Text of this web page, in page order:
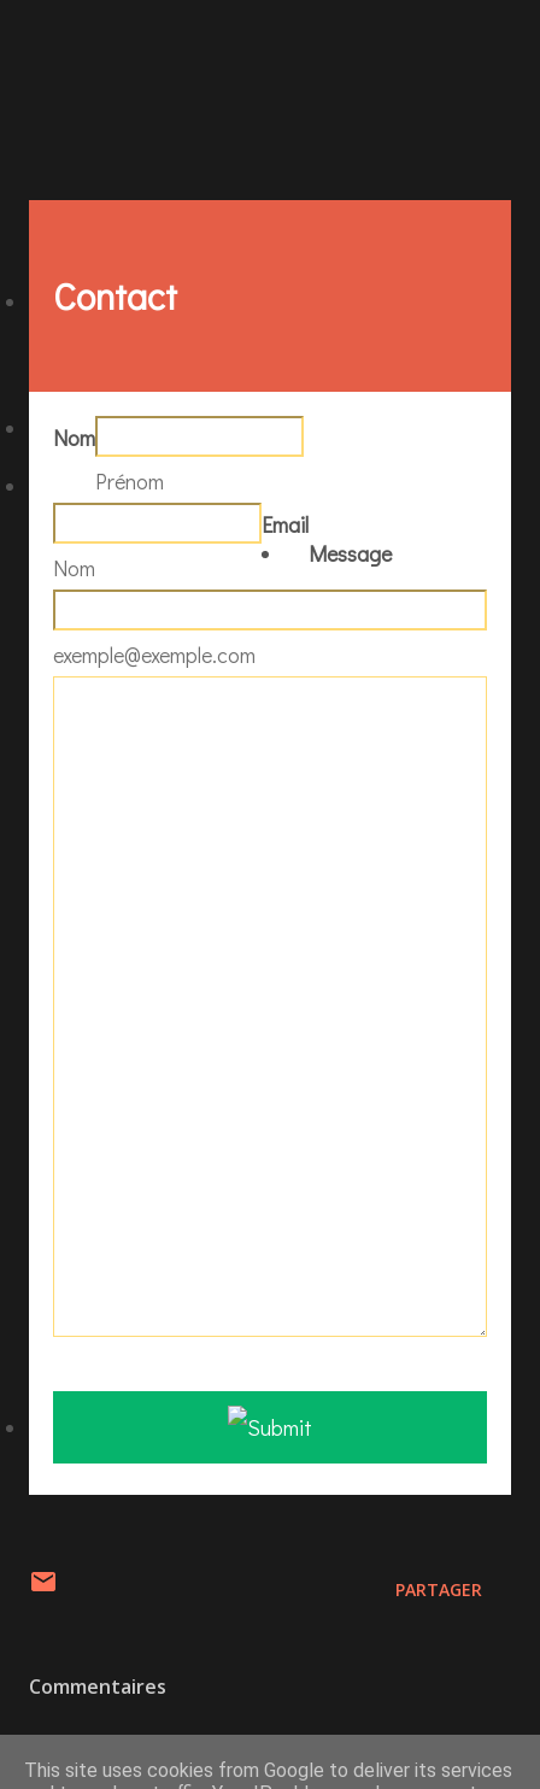
Contact
Nom
Prénom
Nom
Email
exemple@exemple.com
Message
PARTAGER
Commentaires
Enregistrer un commentaire
This site uses cookies from Google to deliver its services